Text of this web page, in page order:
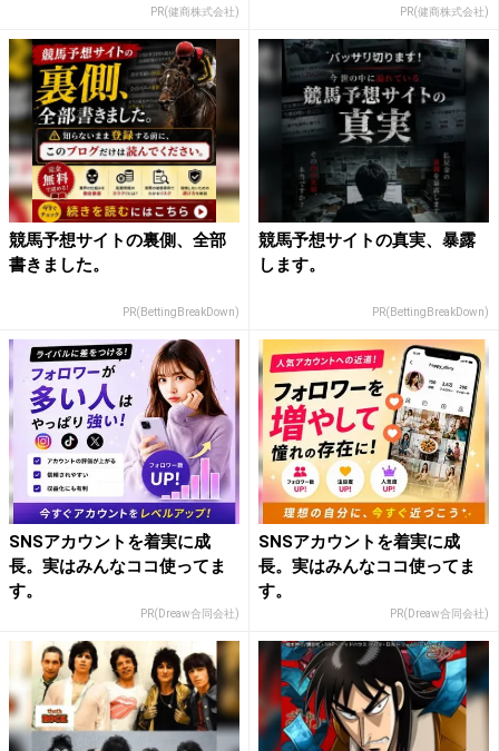
PR(健商株式会社) PR(健商株式会社)
競馬予想サイトの裏側、全部
書きました。
PR(BettingBreakDown)
競馬予想サイトの真実、暴露
します。
PR(BettingBreakDown)
SNSアカウントを着実に成
長。実はみんなココ使ってま
す。
PR(Dreaw合同会社)
SNSアカウントを着実に成
長。実はみんなココ使ってま
す。
PR(Dreaw合同会社)